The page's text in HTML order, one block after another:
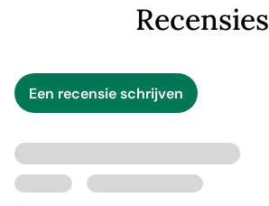
Recensies
Een recensie schrijven